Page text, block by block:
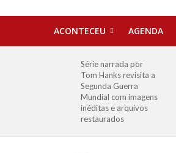
ACONTECEU AGENDA
Série narrada por
Tom Hanks revisita a
Segunda Guerra
Mundial com imagens
inéditas e arquivos
restaurados